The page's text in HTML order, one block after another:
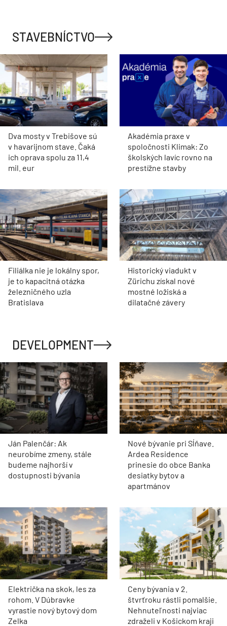
STAVEBNÍCTVO
Dva mosty v Trebišove sú
v havarijnom stave. Čaká
ich oprava spolu za 11,4
mil. eur
Akadémia praxe v
spoločnosti Klimak: Zo
školských lavíc rovno na
prestížne stavby
Filiálka nie je lokálny spor,
je to kapacitná otázka
železničného uzla
Bratislava
Historický viadukt v
Zürichu získal nové
mostné ložiská a
dilatačné závery
DEVELOPMENT
Ján Palenčár: Ak
neurobíme zmeny, stále
budeme najhorší v
dostupnosti bývania
Nové bývanie pri Sĺňave.
Ardea Residence
prinesie do obce Banka
desiatky bytov a
apartmánov
Električka na skok, les za
rohom. V Dúbravke
vyrastie nový bytový dom
Zelka
Ceny bývania v 2.
štvrťroku rástli pomalšie.
Nehnuteľnosti najviac
zdraželi v Košickom kraji